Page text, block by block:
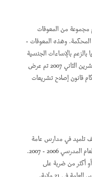
تشريعات السجون لعام 1996 قدم مجموعة من المعوقات
وهذه المعوقات -
بالإساءات الجنسية
وغير ذلك من الإصابات الجسيمة. وفي نوفمبر/تشرين الثاني 2007 تم عرض
قانون إصلاح تشريعات
التعليم الأميركية فإن أكثر من 200 ألف تلميد في مدارس عامة
تلقوا عقاباً جسدياً على الأقل لمرة واحدة أثناء العام المدرسي 2006 - 2007.
أكثر من ضربة على